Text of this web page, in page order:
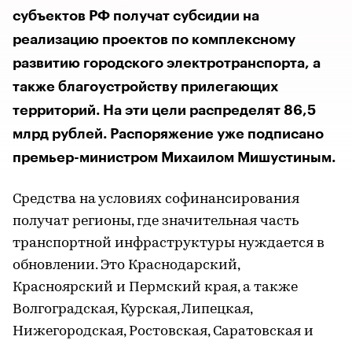
субъектов РФ получат субсидии на
реализацию проектов по комплексному
развитию городского электротранспорта, а
также благоустройству прилегающих
территорий. На эти цели распределят 86,5
млрд рублей. Распоряжение уже подписано
премьер-министром Михаилом Мишустиным.
Средства на условиях софинансирования
получат регионы, где значительная часть
транспортной инфраструктуры нуждается в
обновлении. Это Краснодарский,
Красноярский и Пермский края, а также
Волгоградская, Курская, Липецкая,
Нижегородская, Ростовская, Саратовская и